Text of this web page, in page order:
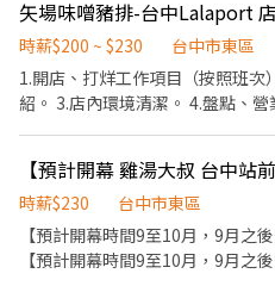
流，採納同仁的意見，提升參與
知識及專業的烹飪技巧，還可接觸
管及數據分析等專業知識 ▪升遷
有升遷加薪的機會 ▪享有完善的
位計算，重視員工的辛勤付出 ▪
會品嚐美味平價壽司，致力成為頂
時薪$200 ~ $230
台中市東區
1.開店、打烊工作項目（按照班次
紹。 3.店內環境清潔。 4.盤點、
(時間排班依店鋪營運狀況,會有增減調整) 【公司福利】
飲優惠 【兼職時薪】 200~230元
時薪$230
台中市東區
【預計開幕時間9至10月，9月之
【預計開幕時間9至10月，9月之